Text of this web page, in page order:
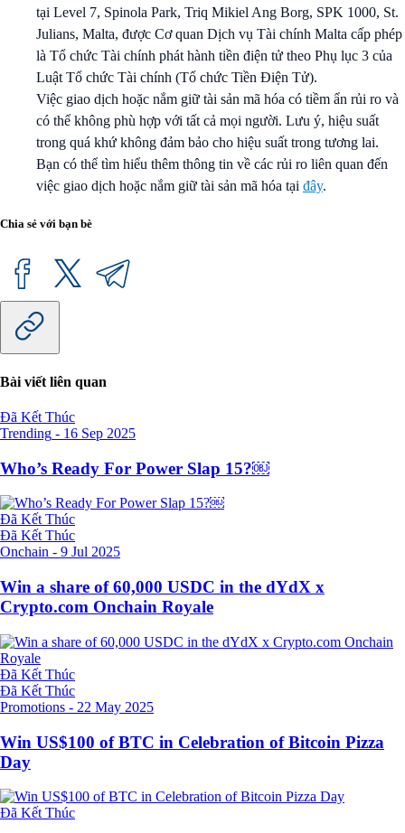
tại Level 7, Spinola Park, Triq Mikiel Ang Borg, SPK 1000, St.
Julians, Malta, được Cơ quan Dịch vụ Tài chính Malta cấp phép
là Tổ chức Tài chính phát hành tiền điện tử theo Phụ lục 3 của
Luật Tổ chức Tài chính (Tổ chức Tiền Điện Tử).
Việc giao dịch hoặc nắm giữ tài sản mã hóa có tiềm ẩn rủi ro và
có thể không phù hợp với tất cả mọi người. Lưu ý, hiệu suất
trong quá khứ không đảm bảo cho hiệu suất trong tương lai.
Bạn có thể tìm hiểu thêm thông tin về các rủi ro liên quan đến
việc giao dịch hoặc nắm giữ tài sản mã hóa tại đây.
Chia sẻ với bạn bè
Bài viết liên quan
Đã Kết Thúc
Trending - 16 Sep 2025
Who’s Ready For Power Slap 15?￼
Đã Kết Thúc
Đã Kết Thúc
Onchain - 9 Jul 2025
Win a share of 60,000 USDC in the dYdX x
Crypto.com Onchain Royale
Đã Kết Thúc
Đã Kết Thúc
Promotions - 22 May 2025
Win US$100 of BTC in Celebration of Bitcoin Pizza
Day
Đã Kết Thúc